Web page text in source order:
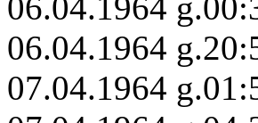
06.04.1964
07.04.1964